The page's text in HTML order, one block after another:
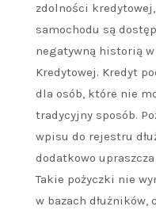
zdolności
samochodu są
negatywną historią
Kredytowej. Kredyt
dla osób, które nie
tradycyjny sposób.
wpisu do rejestru
dodatkowo
Takie pożyczki nie
w bazach dłużników,